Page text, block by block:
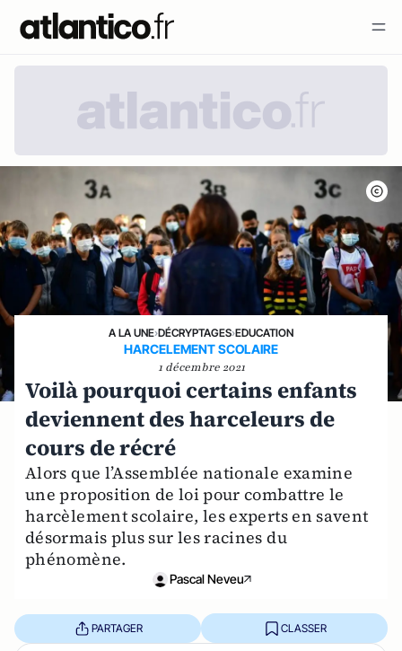
A LA UNE›DÉCRYPTAGES›EDUCATION
HARCELEMENT SCOLAIRE
1 décembre 2021
Voilà pourquoi certains enfants
deviennent des harceleurs de
cours de récré
Alors que l’Assemblée nationale examine
une proposition de loi pour combattre le
harcèlement scolaire, les experts en savent
désormais plus sur les racines du
phénomène.
Pascal Neveu
PARTAGER CLASSER